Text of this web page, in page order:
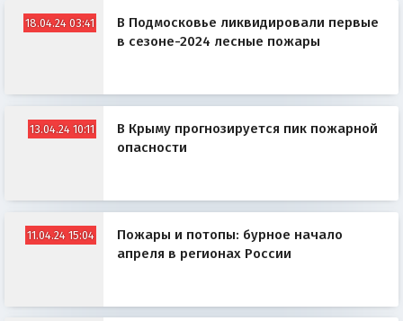
18.04.24 03:41
В Подмосковье ликвидировали первые
в сезоне-2024 лесные пожары
13.04.24 10:11
В Крыму прогнозируется пик пожарной
опасности
11.04.24 15:04
Пожары и потопы: бурное начало
апреля в регионах России